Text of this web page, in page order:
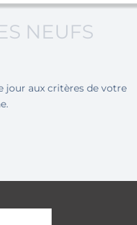
NEUFS
jour aux critères de votre